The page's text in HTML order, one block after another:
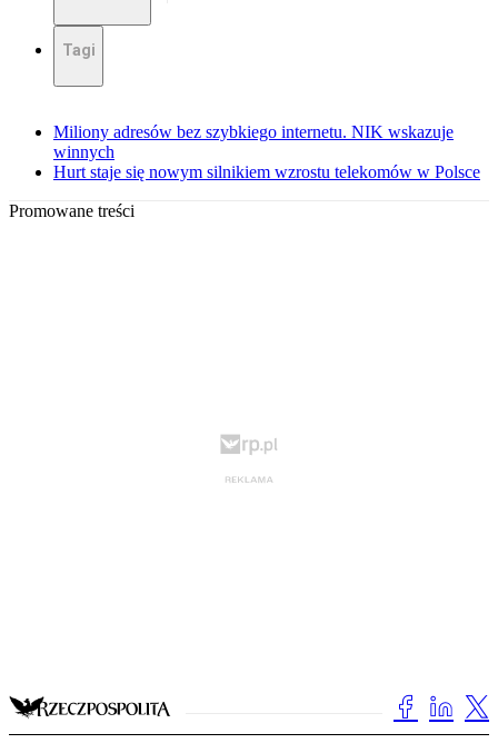
Tagi
Miliony adresów bez szybkiego internetu. NIK wskazuje
winnych
Hurt staje się nowym silnikiem wzrostu telekomów w Polsce
Promowane treści